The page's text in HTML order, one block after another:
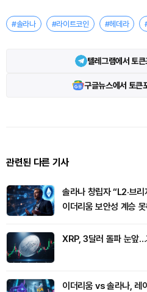
#솔라나 #라이트코인 #헤데라
텔레그램에서 토
구글뉴스에서 토큰
관련된 다른 기사
솔라나 창립자 “L2·브
이더리움 보안성 계승
XRP, 3달러 돌파 눈앞…
이더리움 vs 솔라나, 레